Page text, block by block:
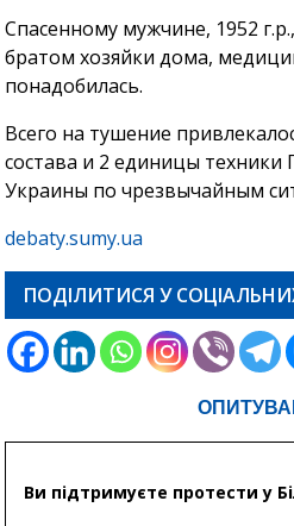
Спасенному мужчине, 1952
братом хозяйки дома,
понадобилась.
Всего на тушение
состава и 2 единицы техники
Украины по чрезвычайным
debaty.sumy.ua
ПОДІЛИТИСЯ У
Ви підтримуєте протести у